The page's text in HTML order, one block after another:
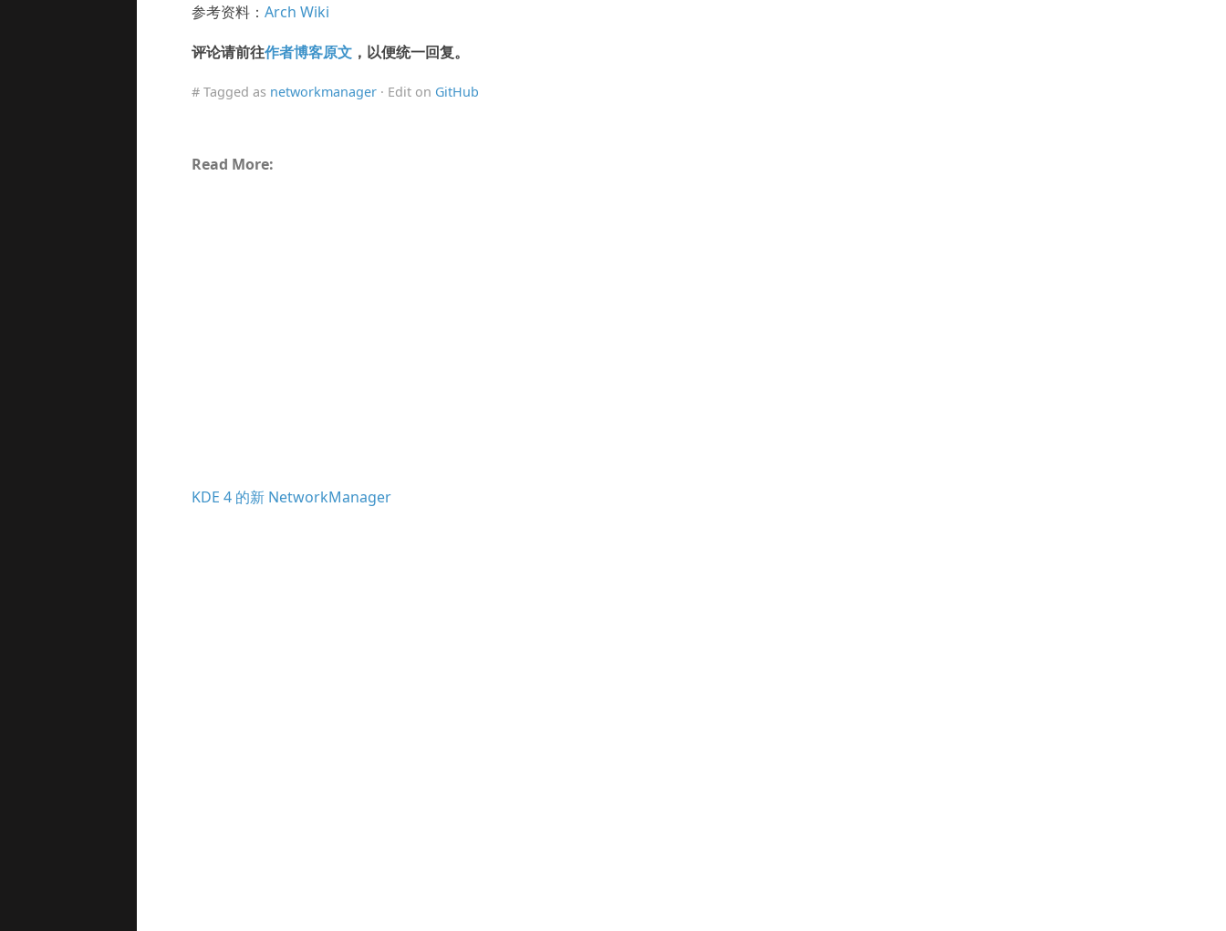
参考资料： Arch Wiki
评论请前往作者博客原文，以便统一回复。
# Tagged as networkmanager· Edit on GitHub
Read More:
KDE 4 的新 NetworkManager